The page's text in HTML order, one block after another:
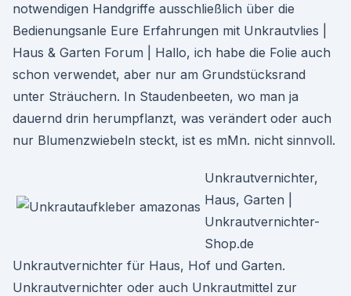
notwendigen Handgriffe ausschließlich über die
Bedienungsanle Eure Erfahrungen mit Unkrautvlies |
Haus & Garten Forum | Hallo, ich habe die Folie auch
schon verwendet, aber nur am Grundstücksrand
unter Sträuchern. In Staudenbeeten, wo man ja
dauernd drin herumpflanzt, was verändert oder auch
nur Blumenzwiebeln steckt, ist es mMn. nicht sinnvoll.
Unkrautvernichter,
Haus, Garten |
Unkrautvernichter-
Shop.de
Unkrautvernichter für Haus, Hof und Garten.
Unkrautvernichter oder auch Unkrautmittel zur